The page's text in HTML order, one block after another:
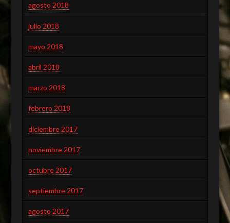
agosto 2018
julio 2018
mayo 2018
abril 2018
marzo 2018
febrero 2018
diciembre 2017
noviembre 2017
octubre 2017
septiembre 2017
agosto 2017